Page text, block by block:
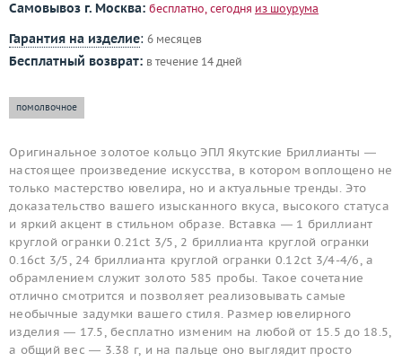
Самовывоз г. Москва: бесплатно, сегодня из шоурума
Гарантия на изделие: 6 месяцев
Бесплатный возврат: в течение 14 дней
помолвочное
Оригинальное золотое кольцо ЭПЛ Якутские Бриллианты —
настоящее произведение искусства, в котором воплощено не
только мастерство ювелира, но и актуальные тренды. Это
доказательство вашего изысканного вкуса, высокого статуса
и яркий акцент в стильном образе. Вставка — 1 бриллиант
круглой огранки 0.21ct 3/5, 2 бриллианта круглой огранки
0.16ct 3/5, 24 бриллианта круглой огранки 0.12ct 3/4-4/6, а
обрамлением служит золото 585 пробы. Такое сочетание
отлично смотрится и позволяет реализовывать самые
необычные задумки вашего стиля. Размер ювелирного
изделия — 17.5, бесплатно изменим на любой от 15.5 до 18.5,
а общий вес — 3.38 г, и на пальце оно выглядит просто